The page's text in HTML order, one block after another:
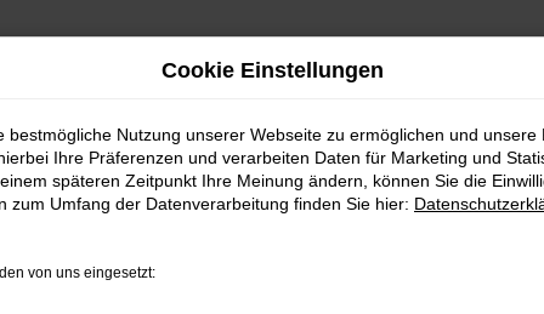
kaufen
– direkt zu
Cookie Einstellungen
bestmögliche Nutzung unserer Webseite zu ermöglichen und unsere
Ihre Präferenzen und verarbeiten Daten für Marketing und
späteren Zeitpunkt Ihre Meinung ändern, können Sie die
zum Umfang der Datenverarbeitung finden Sie hier:
von uns eingesetzt: